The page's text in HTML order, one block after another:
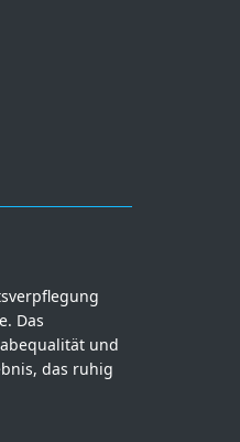
Das
und
das ruhig